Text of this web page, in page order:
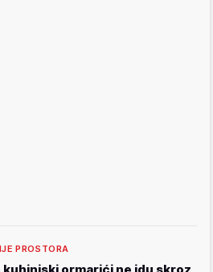
PROSTORA
kuhinjski ormarići ne idu skroz